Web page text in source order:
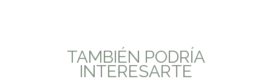
TAMBIÉN PODRÍA
INTERESARTE